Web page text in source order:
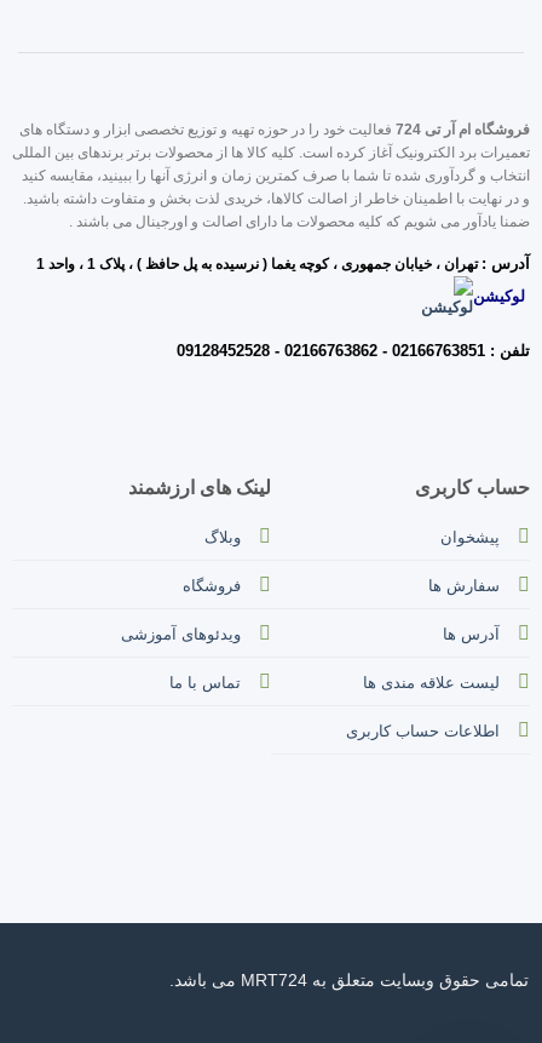
ام آر تی 724
فعالیت خود را در حوزه تهیه و توزیع تخصصی ابزار و دستگاه های
برد الکترونیک آغاز کرده است. کلیه کالا ها از محصولات برتر برندهای بین المللی
و گردآوری شده تا شما با صرف کمترین زمان و انرژی آنها را ببینید، مقایسه کنید
در نهایت با اطمینان خاطر از اصالت کالاها، خریدی لذت بخش و متفاوت داشته باشید.
یادآور می شویم که کلیه محصولات ما دارای اصالت و اورجینال می باشند .
:تهران ، خیابان جمهوری ، کوچه یغما ( نرسیده به پل حافظ ) ، پلاک 1 ، واحد 1
لوکیشن
: 02166763851 - 02166763862 - 09128452528
کاربری
پیشخوان
سفارش ها
آدرس ها
لیست علاقه مندی ها
اطلاعات حساب کاربری
لینک های ارزشمند
وبلاگ
فروشگاه
ویدئوهای آموزشی
تماس با ما
تمامی حقوق وبسایت متعلق به MRT724 می باشد.